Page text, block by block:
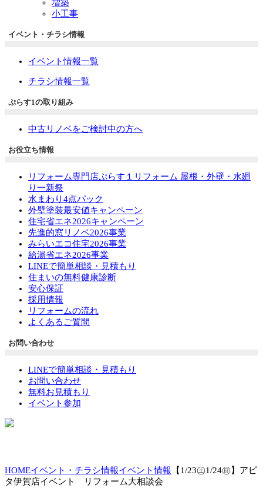
増築
小工事
イベント・チラシ情報
イベント情報一覧
チラシ情報一覧
ぷらす1の取り組み
中古リノベをご検討中の方へ
お役立ち情報
リフォーム専門店ぷらす１リフォーム 屋根・外壁・水廻
り一新祭
水まわり4点パック
外壁塗装最安値キャンペーン
住宅省エネ2026キャンペーン
先進的窓リノベ2026事業
みらいエコ住宅2026事業
給湯省エネ2026事業
LINEで簡単相談・見積もり
住まいの無料健康診断
安心保証
採用情報
リフォームの流れ
よくあるご質問
お問い合わせ
LINEで簡単相談・見積もり
お問い合わせ
無料お見積もり
イベント参加
HOMEイベント・チラシ情報イベント情報 【1/23㊏1/24㊐】アピ
タ伊賀店イベント リフォーム大相談会